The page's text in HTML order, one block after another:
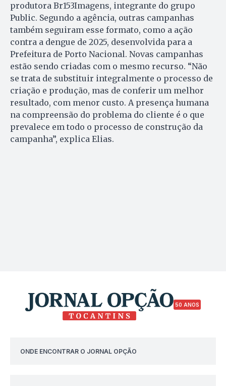
produtora Br153Imagens, integrante do grupo
Public. Segundo a agência, outras campanhas
também seguiram esse formato, como a ação
contra a dengue de 2025, desenvolvida para a
Prefeitura de Porto Nacional. Novas campanhas
estão sendo criadas com o mesmo recurso. “Não
se trata de substituir integralmente o processo de
criação e produção, mas de conferir um melhor
resultado, com menor custo. A presença humana
na compreensão do problema do cliente é o que
prevalece em todo o processo de construção da
campanha”, explica Elias.
50 ANOS
ONDE ENCONTRAR O JORNAL OPÇÃO